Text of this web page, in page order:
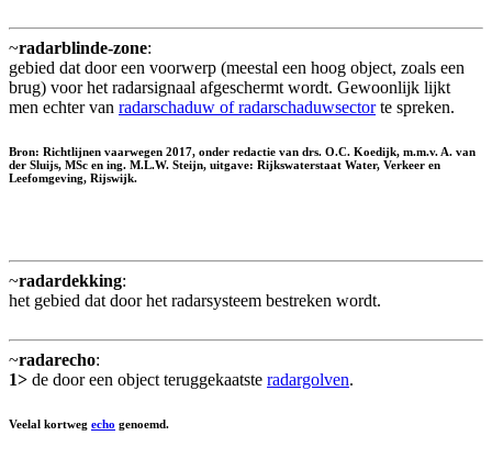
~radarblinde-zone:
gebied dat door een voorwerp (meestal een hoog object, zoals een
brug) voor het radarsignaal afgeschermt wordt. Gewoonlijk lijkt
men echter van radarschaduw of radarschaduwsectorte spreken.
Bron: Richtlijnen vaarwegen 2017, onder redactie van drs. O.C. Koedijk, m.m.v. A. van
der Sluijs, MSc en ing. M.L.W. Steijn, uitgave: Rijkswaterstaat Water, Verkeer en
Leefomgeving, Rijswijk.
~radardekking:
het gebied dat door het radarsysteem bestreken wordt.
~radarecho:
1> de door een object teruggekaatste radargolven.
Veelal kortweg echo genoemd.